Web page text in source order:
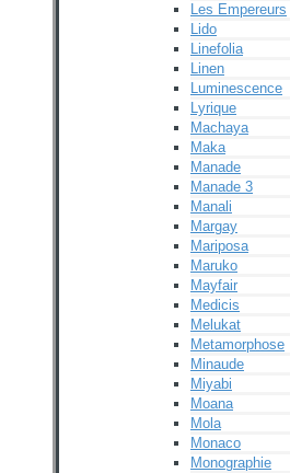
Les Empereurs
Lido
Linefolia
Linen
Luminescence
Lyrique
Machaya
Maka
Manade
Manade 3
Manali
Margay
Mariposa
Maruko
Mayfair
Medicis
Melukat
Metamorphose
Minaude
Miyabi
Moana
Mola
Monaco
Monographie